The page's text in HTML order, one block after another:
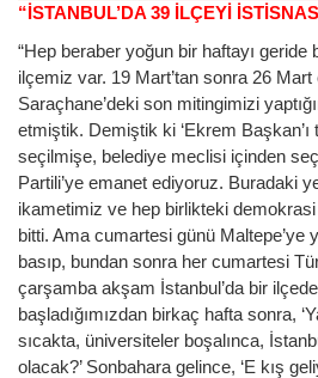
“İSTANBUL’DA 39 İLÇEYİ
“Hep beraber yoğun bir haftayı geride
ilçemiz var. 19 Mart’tan sonra 26
Saraçhane’deki son mitingimizi
etmiştik. Demiştik ki ‘Ekrem Başkan’ı
seçilmişe, belediye meclisi içinden
Partili’ye emanet ediyoruz. Buradaki
ikametimiz ve hep birlikteki
bitti. Ama cumartesi günü Maltepe’ye
basıp, bundan sonra her cumartesi
çarşamba akşam İstanbul’da bir ilçede
başladığımızdan birkaç hafta sonra,
sıcakta, üniversiteler boşalınca,
olacak?’ Sonbahara gelince, ‘E kış